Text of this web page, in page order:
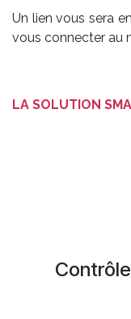
Un lien vous sera
vous connecter au
LA SOLUTION